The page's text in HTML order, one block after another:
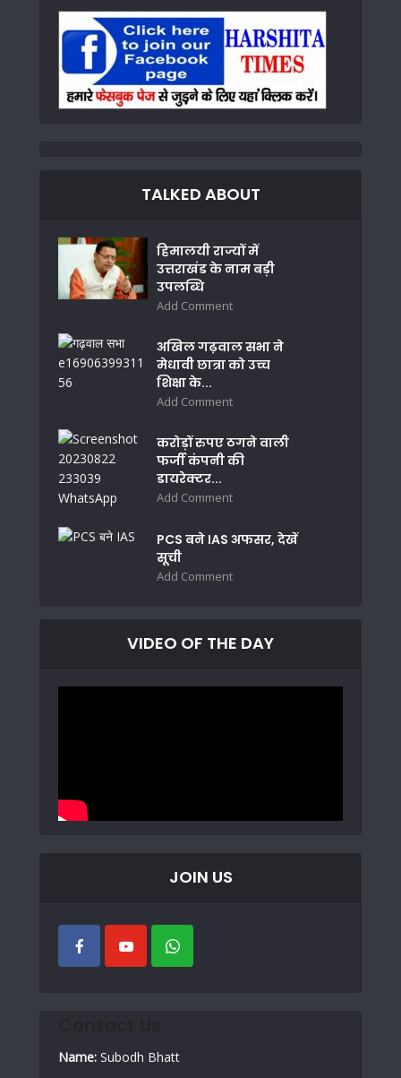
TALKED ABOUT
हिमालयी राज्यों में
उत्तराखंड के नाम बड़ी
उपलब्धि
Add Comment
अखिल गढ़वाल सभा ने
मेधावी छात्रा को उच्च
शिक्षा के...
Add Comment
करोड़ों रुपए ठगने वाली
फर्जी कंपनी की
डायरेक्टर...
Add Comment
PCS बने IAS अफसर, देखें
सूची
Add Comment
VIDEO OF THE DAY
JOIN US
Name: Subodh Bhatt